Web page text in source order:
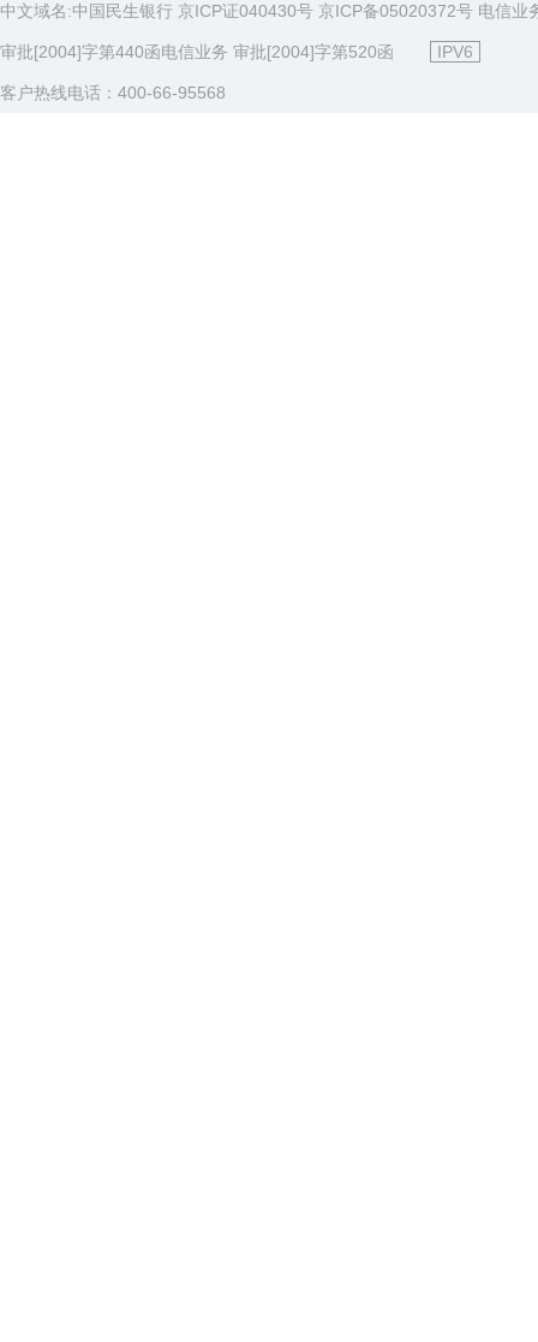
中文域名:中国民生银行 京ICP证040430号 京ICP备05020372号 电信业
审批[2004]字第440函电信业务 审批[2004]字第520函 IPV6
客户热线电话：400-66-95568